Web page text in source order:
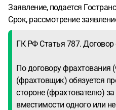
Заявление, подается
Срок, рассмотрение
ГК РФ Статья 787.
По договору фрахтования
(фрахтовщик) обязуется
стороне (фрахтователю)
вместимости одного или